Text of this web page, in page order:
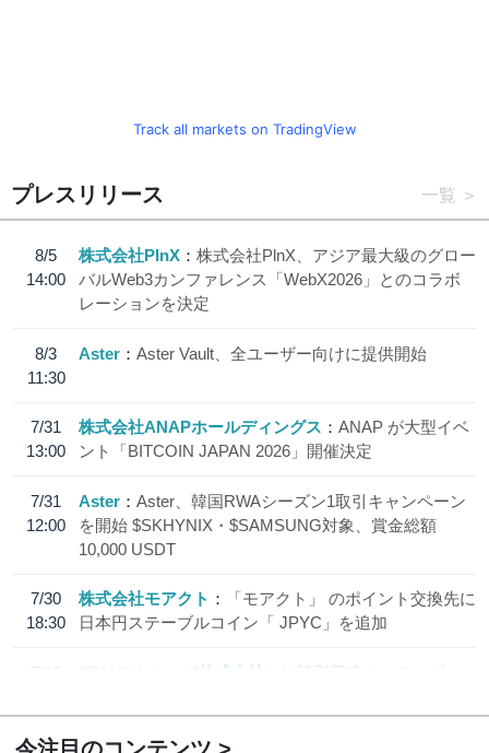
Track all markets on TradingView
プレスリリース 一覧
8/5
14:00
株式会社PlnX
株式会社PlnX、アジア最大級のグロー
バルWeb3カンファレンス「WebX2026」とのコラボ
レーションを決定
8/3
11:30
Aster Aster Vault、全ユーザー向けに提供開始
7/31
13:00
株式会社ANAPホールディングス
ANAP が大型イベ
ント「BITCOIN JAPAN 2026」開催決定
7/31
12:00
Aster
Aster、韓国RWAシーズン1取引キャンペーン
を開始 $SKHYNIX・$SAMSUNG対象、賞金総額
10,000 USDT
7/30
18:30
株式会社モアクト
「モアクト」 のポイント交換先に
日本円ステーブルコイン「 JPYC」を追加
7/29
SBI VCトレード株式会社
信託型円建てステーブル